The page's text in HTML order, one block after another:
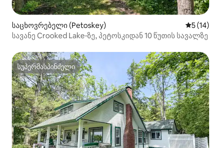
საცხოვრებელი (Petoskey) საშუალო
5 (14)
სავანე Crooked Lake‑ზე, პეტოსკიდან 10 წუთის სავალზე
სუპერმასპინძელი
სუპერმასპინძელი